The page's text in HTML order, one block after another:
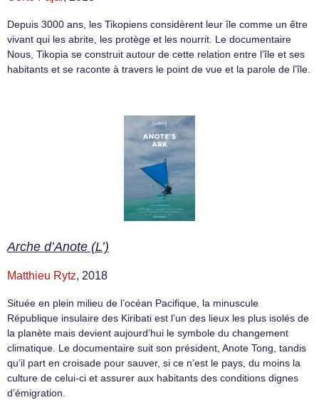
Depuis 3000 ans, les Tikopiens considèrent leur île comme un être
vivant qui les abrite, les protège et les nourrit. Le documentaire
Nous, Tikopia se construit autour de cette relation entre l’île et ses
habitants et se raconte à travers le point de vue et la parole de l’île.
Arche d’Anote (L’)
Matthieu Rytz, 2018
Située en plein milieu de l’océan Pacifique, la minuscule
République insulaire des Kiribati est l’un des lieux les plus isolés de
la planète mais devient aujourd’hui le symbole du changement
climatique. Le documentaire suit son président, Anote Tong, tandis
qu’il part en croisade pour sauver, si ce n’est le pays, du moins la
culture de celui-ci et assurer aux habitants des conditions dignes
d’émigration.